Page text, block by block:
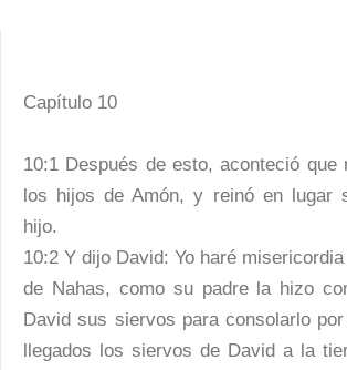
Capítulo 10
10:1 Después de esto, aconteció que
los hijos de Amón, y reinó en lugar
hijo.
10:2 Y dijo David: Yo haré
de Nahas, como su padre la hizo
David sus siervos para consolarlo
llegados los siervos de David a la